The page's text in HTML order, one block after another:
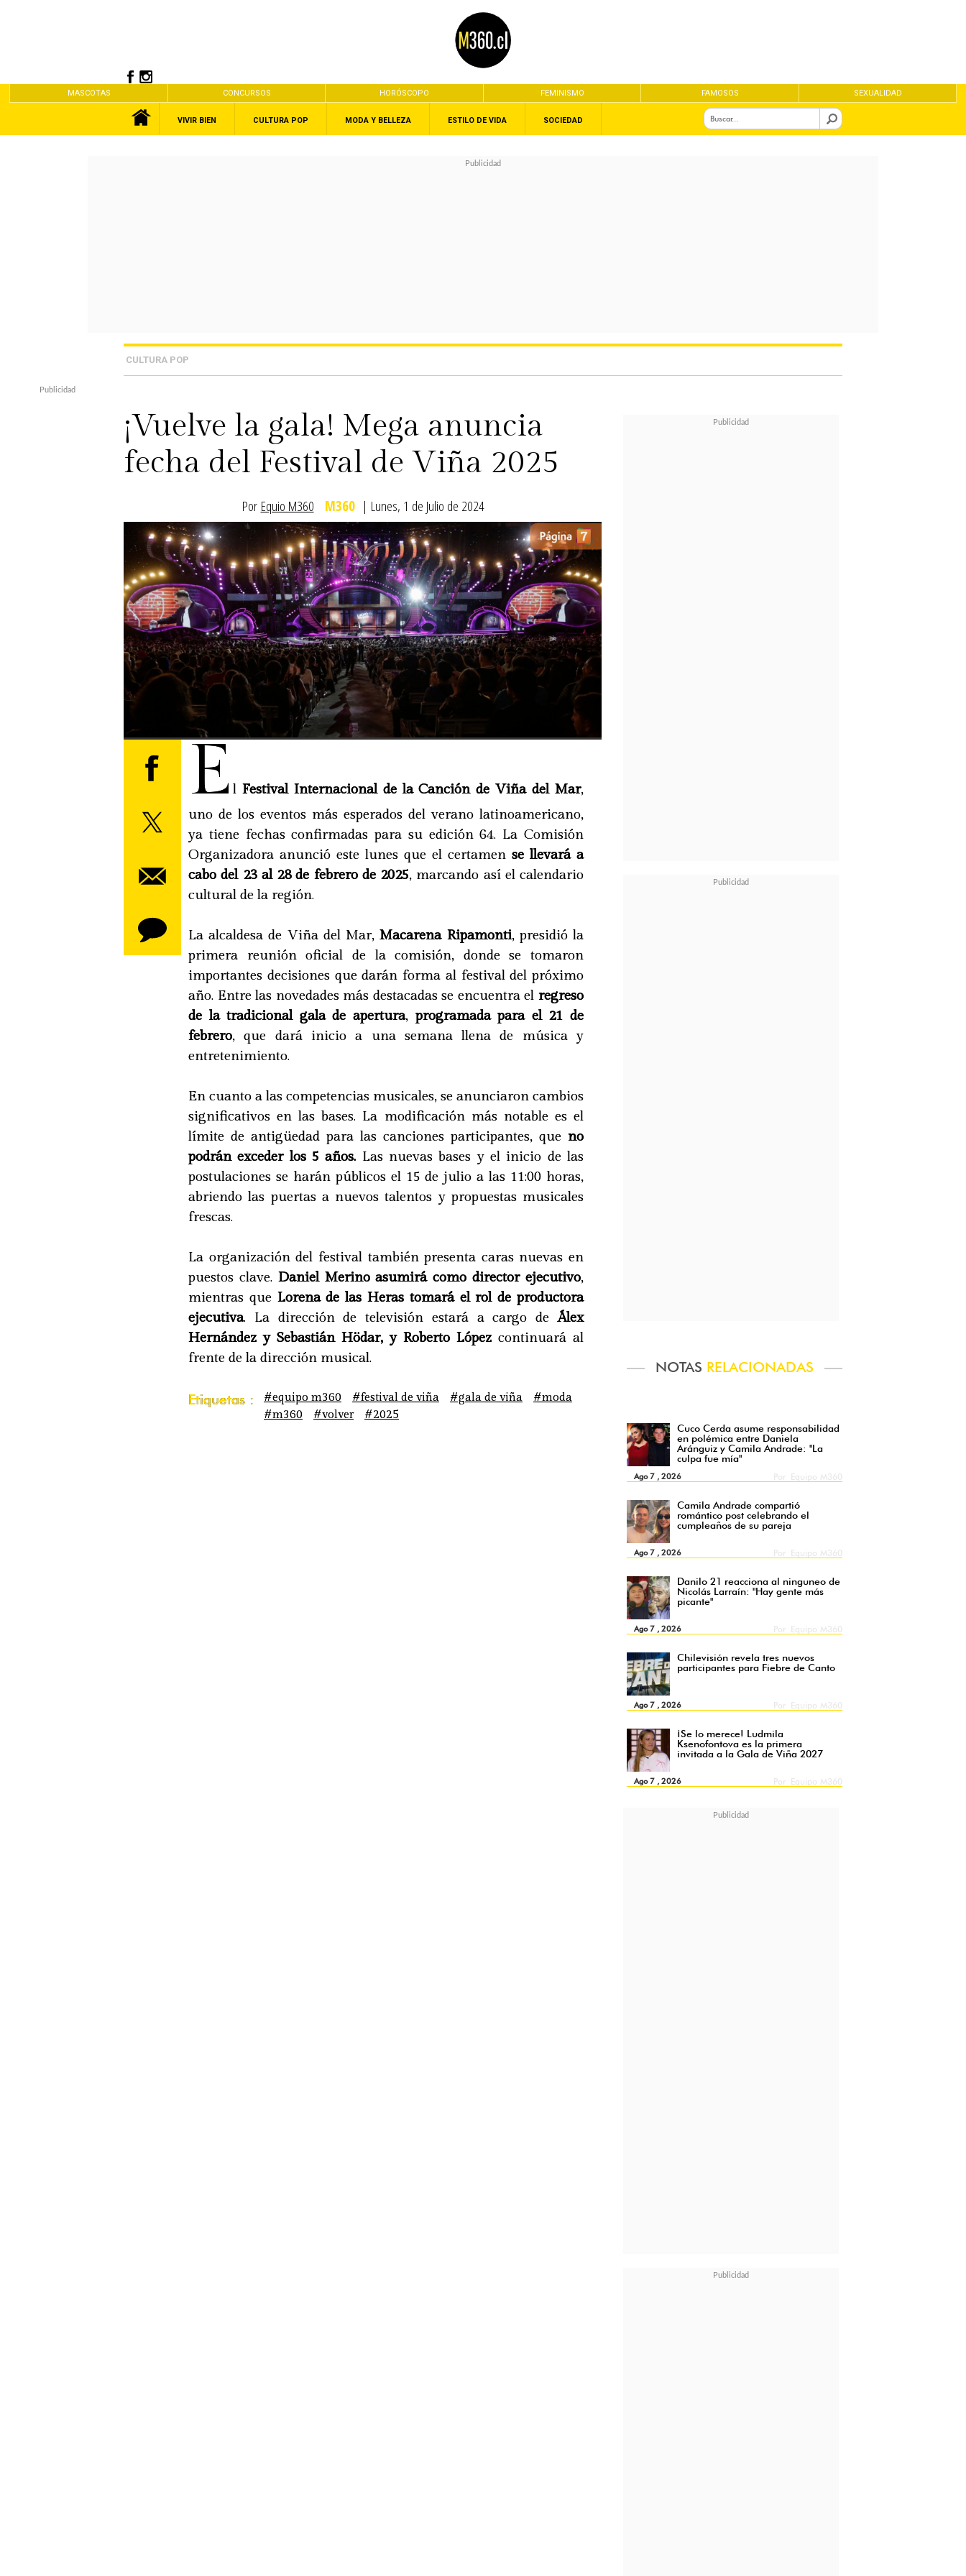
MASCOTAS CONCURSOS HORÓSCOPO FEMINISMO FAMOSOS SEXUALIDAD
VIVIR BIEN CULTURA POP MODA Y BELLEZA ESTILO DE VIDA SOCIEDAD
CULTURA POP
¡Vuelve la gala! Mega anuncia
fecha del Festival de Viña 2025
Por Equio M360 M360 | Lunes, 1 de Julio de 2024
NOTAS RELACIONADAS
Cuco Cerda asume responsabilidad
en polémica entre Daniela
Aránguiz y Camila Andrade: "La
culpa fue mía"
Ago 7 , 2026
Camila Andrade compartió
romántico post celebrando el
cumpleaños de su pareja
Ago 7 , 2026
Danilo 21 reacciona al ninguneo de
Nicolás Larraín: "Hay gente más
picante"
Ago 7 , 2026
Chilevisión revela tres nuevos
participantes para Fiebre de Canto
Ago 7 , 2026
¡Se lo merece! Ludmila
Ksenofontova es la primera
invitada a la Gala de Viña 2027
Ago 7 , 2026
E l Festival Internacional de la Canción de Viña del Mar,
uno de los eventos más esperados del verano latinoamericano,
ya tiene fechas confirmadas para su edición 64. La Comisión
Organizadora anunció este lunes que el certamen se llevará a
cabo del 23 al 28 de febrero de 2025, marcando así el calendario
cultural de la región.
La alcaldesa de Viña del Mar,Macarena Ripamonti, presidió la
primera reunión oficial de la comisión, donde se tomaron
importantes decisiones que darán forma al festival del próximo
año. Entre las novedades más destacadas se encuentra el regreso
de la tradicional gala de apertura, programada para el 21 de
febrero, que dará inicio a una semana llena de música y
entretenimiento.
En cuanto a las competencias musicales, se anunciaron cambios
significativos en las bases. La modificación más notable es el
límite de antigüedad para las canciones participantes, que no
podrán exceder los 5 años. Las nuevas bases y el inicio de las
postulaciones se harán públicos el 15 de julio a las 11:00 horas,
abriendo las puertas a nuevos talentos y propuestas musicales
frescas.
La organización del festival también presenta caras nuevas en
puestos clave. Daniel Merino asumirá como director ejecutivo,
mientras que Lorena de las Heras tomará el rol de productora
ejecutiva. La dirección de televisión estará a cargo deÁlex
Hernández y Sebastián Hödar, y Roberto López continuará al
frente de la dirección musical.
Etiquetas : #equipo m360 #festival de viña #gala de viña
#moda
#m360
#volver #2025